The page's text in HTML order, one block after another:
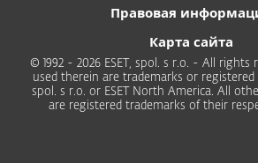
Правовая
Карта сайта
© 1992 - 2026 ESET, spol. s r.o. - All rights
used therein are trademarks or registered
spol. s r.o. or ESET North America. All
are registered trademarks of their